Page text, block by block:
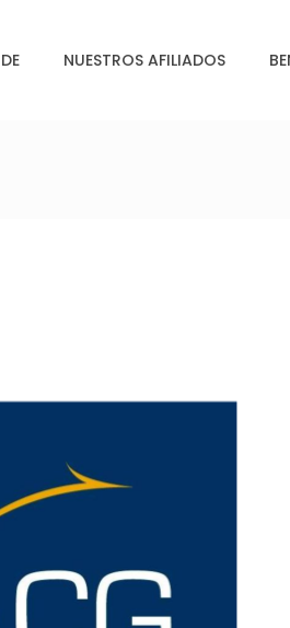
NUESTROS AFILIADOS